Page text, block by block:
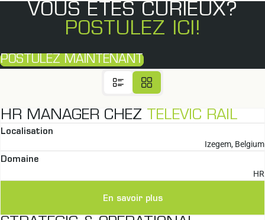
VOUS ÊTES CURIEUX?
POSTULEZ ICI!
POSTULEZ MAINTENANT
HR MANAGER CHEZ TELEVIC RAIL
Localisation
Izegem, Belgium
Domaine
HR
En savoir plus